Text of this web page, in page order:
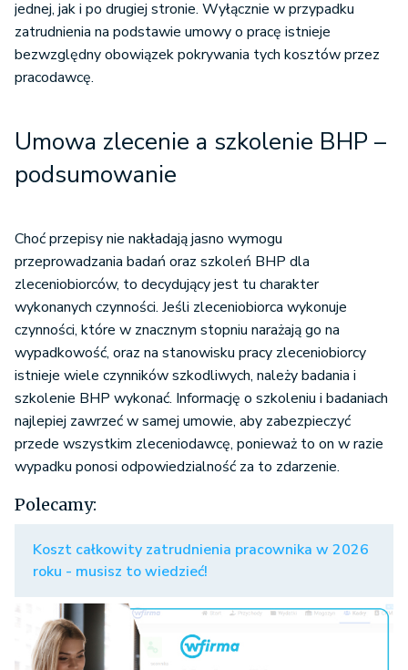
jednej, jak i po drugiej stronie. Wyłącznie w przypadku
zatrudnienia na podstawie umowy o pracę istnieje
bezwzględny obowiązek pokrywania tych kosztów przez
pracodawcę.
Umowa zlecenie a szkolenie BHP –
podsumowanie
Choć przepisy nie nakładają jasno wymogu
przeprowadzania badań oraz szkoleń BHP dla
zleceniobiorców, to decydujący jest tu charakter
wykonanych czynności. Jeśli zleceniobiorca wykonuje
czynności, które w znacznym stopniu narażają go na
wypadkowość, oraz na stanowisku pracy zleceniobiorcy
istnieje wiele czynników szkodliwych, należy badania i
szkolenie BHP wykonać. Informację o szkoleniu i badaniach
najlepiej zawrzeć w samej umowie, aby zabezpieczyć
przede wszystkim zleceniodawcę, ponieważ to on w razie
wypadku ponosi odpowiedzialność za to zdarzenie.
Polecamy:
Koszt całkowity zatrudnienia pracownika w 2026
roku - musisz to wiedzieć!